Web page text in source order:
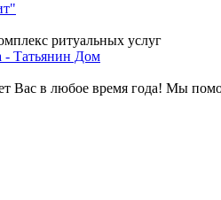
ритуальных услуг
- Татьянин Дом
Вас в любое время года! Мы